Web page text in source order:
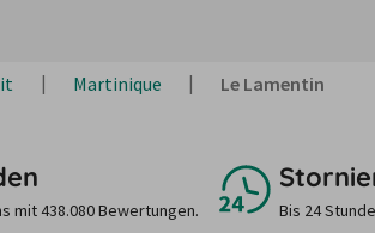
Martinique Le Lamentin
mit 438.080 Bewertungen. Bis 24